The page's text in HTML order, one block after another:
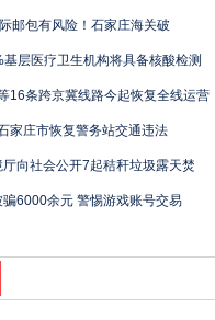
邮包有风险！石家庄海关破
层医疗卫生机构将具备核酸检测
16条跨京冀线路今起恢复全线运营
家庄市恢复警务站交通违法
向社会公开7起秸秆垃圾露天焚
骗6000余元 警惕游戏账号交易